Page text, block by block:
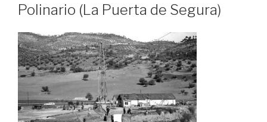
Polinario (La Puerta de Segura)